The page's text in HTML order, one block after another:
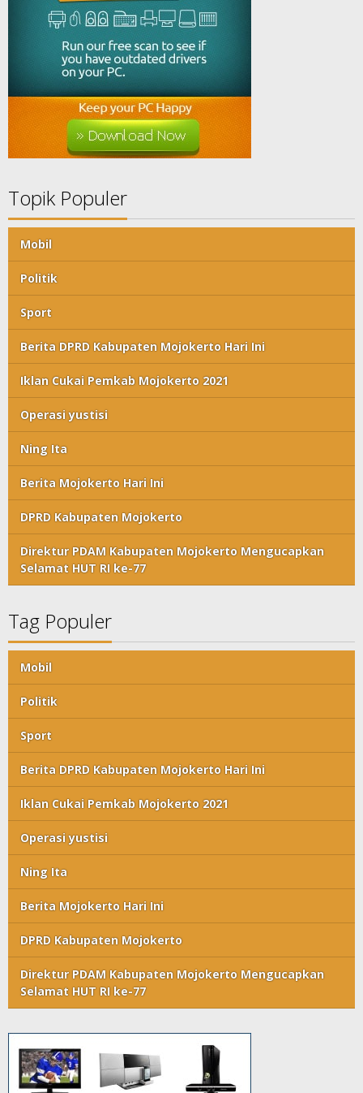
Topik Populer
Mobil
Politik
Sport
Berita DPRD Kabupaten Mojokerto Hari Ini
Iklan Cukai Pemkab Mojokerto 2021
Operasi yustisi
Ning Ita
Berita Mojokerto Hari Ini
DPRD Kabupaten Mojokerto
Direktur PDAM Kabupaten Mojokerto Mengucapkan
Selamat HUT RI ke-77
Tag Populer
Mobil
Politik
Sport
Berita DPRD Kabupaten Mojokerto Hari Ini
Iklan Cukai Pemkab Mojokerto 2021
Operasi yustisi
Ning Ita
Berita Mojokerto Hari Ini
DPRD Kabupaten Mojokerto
Direktur PDAM Kabupaten Mojokerto Mengucapkan
Selamat HUT RI ke-77